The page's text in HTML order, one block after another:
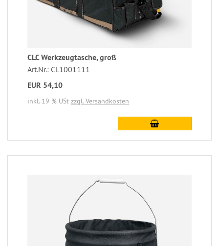
CLC Werkzeugtasche, groß
Art.Nr.: CL1001111
EUR 54,10
inkl. 19 % USt zzgl. Versandkosten